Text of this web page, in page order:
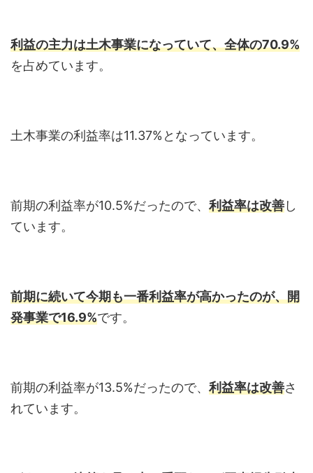
利益の主力は土木事業になっていて、全体の70.9%
を占めています。
土木事業の利益率は11.37%となっています。
前期の利益率が10.5%だったので、 利益率は改善し
ています。
前期に続いて今期も一番利益率が高かったのが、開
発事業で16.9%です。
前期の利益率が13.5%だったので、 利益率は改善さ
れています。